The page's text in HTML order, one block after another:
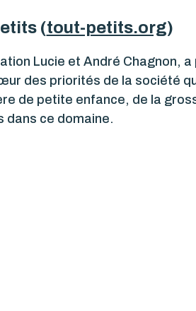
(tout-petits.org)
Lucie et André Chagnon,
des priorités de la société
de petite enfance, de la
dans ce domaine.